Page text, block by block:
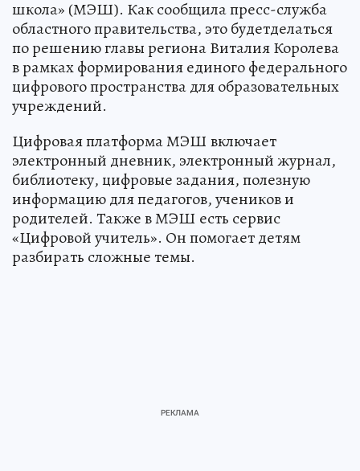
школа» (МЭШ). Как сообщила пресс-служба
областного правительства, это будетделаться
по решению главы региона Виталия Королева
в рамках формирования единого федерального
цифрового пространства для образовательных
учреждений.
Цифровая платформа МЭШ включает
электронный дневник, электронный журнал,
библиотеку, цифровые задания, полезную
информацию для педагогов, учеников и
родителей. Также в МЭШ есть сервис
«Цифровой учитель». Он помогает детям
разбирать сложные темы.